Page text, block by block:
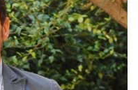
furti e danneggiamenti.
nei giorni scorsi […]